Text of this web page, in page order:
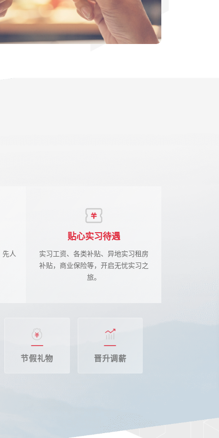
先人
贴心实习待遇
实习工资、各类补贴、异地实习租房
补贴，商业保险等，开启无忧实习之
旅。
节假礼物 晋升调薪